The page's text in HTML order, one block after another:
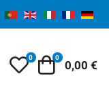
My Wishlist
0 Carrinho
0
0,00 €